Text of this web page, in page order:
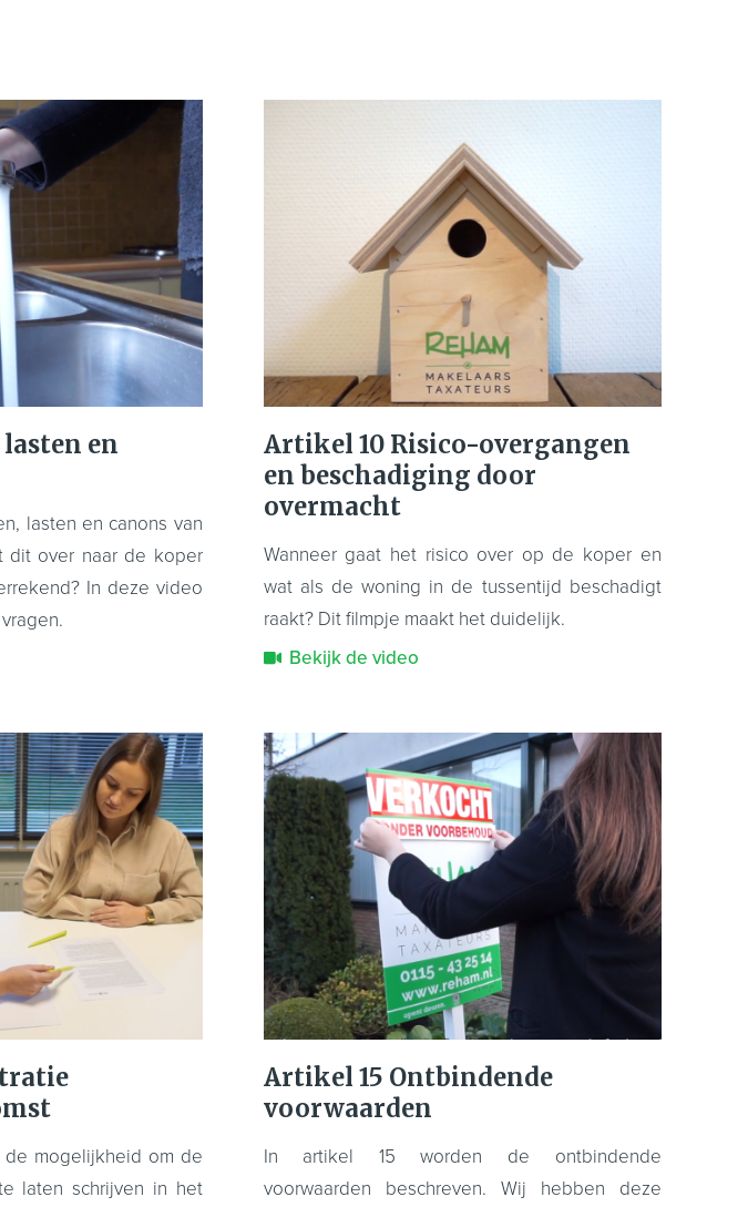
en
lasten en canons van
dit over naar de koper
In deze video
Artikel 10 Risico-overgangen
en beschadiging door
overmacht
Wanneer gaat het risico over op de koper en
wat als de woning in de tussentijd beschadigt
raakt? Dit filmpje maakt het duidelijk.
Bekijk de video
mogelijkheid om de
laten schrijven in het
Artikel 15 Ontbindende
voorwaarden
In artikel 15 worden de ontbindende
voorwaarden beschreven. Wij hebben deze